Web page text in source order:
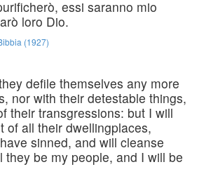
essi saranno mio
loro Dio.
(1927)
defile themselves any more
nor with their detestable things,
their transgressions: but I will
of all their dwellingplaces,
sinned, and will cleanse
they be my people, and I will be